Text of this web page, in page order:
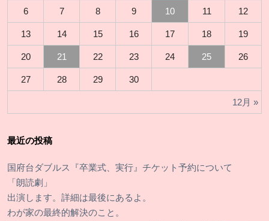
12月 »
6 7 8 9 10 11 12
13 14 15 16 17 18 19
20 21 22 23 24 25 26
27 28 29 30
最近の投稿
国府台ダブルス『卒業式、実行』チケット予約について
「朗読劇」
出演します。詳細は最後にあるよ。
わが家の最終的解決のこと。